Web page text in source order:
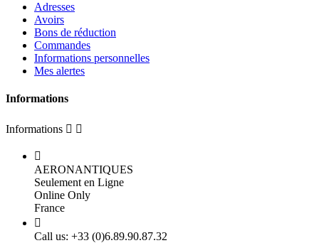
Adresses
Avoirs
Bons de réduction
Commandes
Informations personnelles
Mes alertes
Informations
Informations  

AERONANTIQUES
Seulement en Ligne
Online Only
France

Call us: +33 (0)6.89.90.87.32